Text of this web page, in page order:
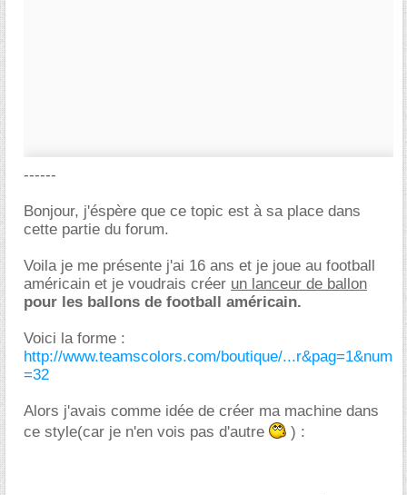
------
Bonjour, j'éspère que ce topic est à sa place dans
cette partie du forum.
Voila je me présente j'ai 16 ans et je joue au football
américain et je voudrais créer un lanceur de ballon
pour les ballons de football américain.
Voici la forme :
http://www.teamscolors.com/boutique/...r&pag=1&num
=32
Alors j'avais comme idée de créer ma machine dans
ce style(car je n'en vois pas d'autre
) :